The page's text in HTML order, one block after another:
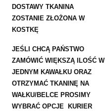
DOSTAWY TKANINA
ZOSTANIE ZŁOŻONA W
KOSTKĘ
JEŚLI CHCĄ PAŃSTWO
ZAMÓWIĆ WIĘKSZĄ ILOŚĆ W
JEDNYM KAWAŁKU ORAZ
OTRZYMAĆ TKANINĘ NA
WAŁKU/BELCE PROSIMY
WYBRAĆ OPCJE KURIER